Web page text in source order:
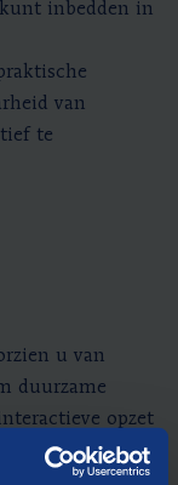
inbedden in
van
te
u van
duurzame
opzet